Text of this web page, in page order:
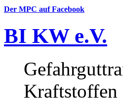
Der MPC auf Facebook
BI KW e.V.